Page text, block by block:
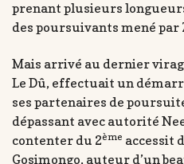
prenant plusieurs
des poursuivants mené
Mais arrivé au dernier
Le Dû, effectuait un
ses partenaires de
dépassant avec autorité
contenter du 2ème accessit
Gosimongo, auteur d’un